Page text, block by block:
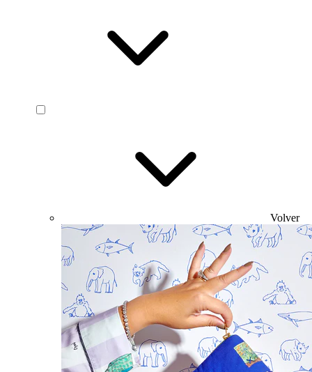
Volver